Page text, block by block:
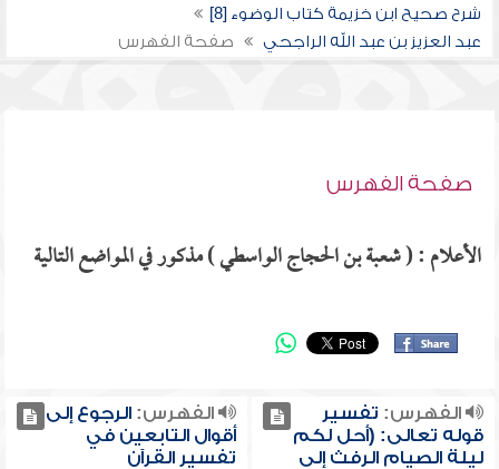
شرح صحيح ابن خزيمة كتاب الوضوء [8]
عبد العزيز بن عبد الله الراجحي
صفحة الفهرس
صفحة الفهرس
الأعلام : ( شعبة بن الحجاج الواسطي ) مذكور في المواضع التالية
الفهرس: تفسير
قوله تعالى: (أحل لكم
ليلة الصيام الرفث إلى
الفهرس:الرجوع إلى
أقوال التابعين في
تفسير القرآن